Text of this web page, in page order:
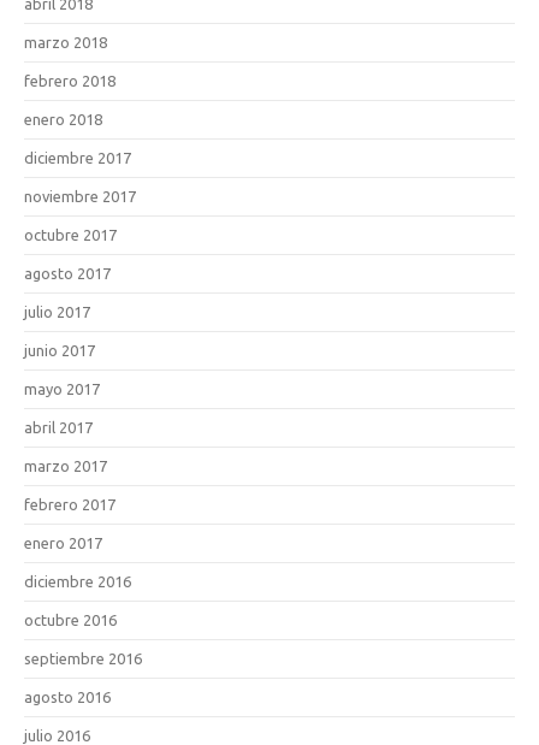
marzo 2018
febrero 2018
enero 2018
diciembre 2017
noviembre 2017
octubre 2017
agosto 2017
julio 2017
junio 2017
mayo 2017
abril 2017
marzo 2017
febrero 2017
enero 2017
diciembre 2016
octubre 2016
septiembre 2016
agosto 2016
julio 2016